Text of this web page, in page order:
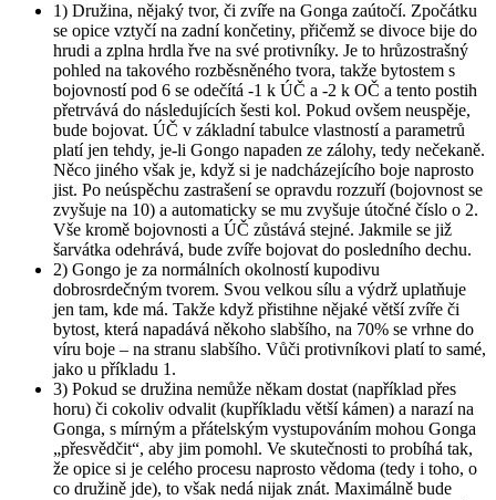
1) Družina, nějaký tvor, či zvíře na Gonga zaútočí. Zpočátku
se opice vztyčí na zadní končetiny, přičemž se divoce bije do
hrudi a zplna hrdla řve na své protivníky. Je to hrůzostrašný
pohled na takového rozběsněného tvora, takže bytostem s
bojovností pod 6 se odečítá -1 k ÚČ a -2 k OČ a tento postih
přetrvává do následujících šesti kol. Pokud ovšem neuspěje,
bude bojovat. ÚČ v základní tabulce vlastností a parametrů
platí jen tehdy, je-li Gongo napaden ze zálohy, tedy nečekaně.
Něco jiného však je, když si je nadcházejícího boje naprosto
jist. Po neúspěchu zastrašení se opravdu rozzuří (bojovnost se
zvyšuje na 10) a automaticky se mu zvyšuje útočné číslo o 2.
Vše kromě bojovnosti a ÚČ zůstává stejné. Jakmile se již
šarvátka odehrává, bude zvíře bojovat do posledního dechu.
2) Gongo je za normálních okolností kupodivu
dobrosrdečným tvorem. Svou velkou sílu a výdrž uplatňuje
jen tam, kde má. Takže když přistihne nějaké větší zvíře či
bytost, která napadává někoho slabšího, na 70% se vrhne do
víru boje – na stranu slabšího. Vůči protivníkovi platí to samé,
jako u příkladu 1.
3) Pokud se družina nemůže někam dostat (například přes
horu) či cokoliv odvalit (kupříkladu větší kámen) a narazí na
Gonga, s mírným a přátelským vystupováním mohou Gonga
„přesvědčit“, aby jim pomohl. Ve skutečnosti to probíhá tak,
že opice si je celého procesu naprosto vědoma (tedy i toho, o
co družině jde), to však nedá nijak znát. Maximálně bude